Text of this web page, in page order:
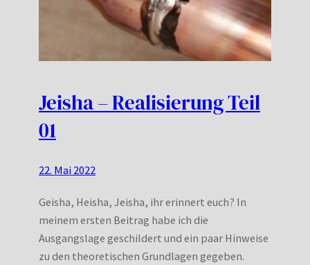
Jeisha – Realisierung Teil
01
22. Mai 2022
Geisha, Heisha, Jeisha, ihr erinnert euch? In
meinem ersten Beitrag habe ich die
Ausgangslage geschildert und ein paar Hinweise
zu den theoretischen Grundlagen gegeben.